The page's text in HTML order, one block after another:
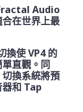
Audio
在世界上最
換使 VP4 的
直觀。同
換系統將預
和 Tap